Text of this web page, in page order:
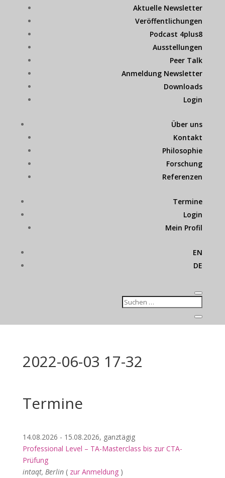
Aktuelle Newsletter
Veröffentlichungen
Podcast 4plus8
Ausstellungen
Peer Talk
Anmeldung Newsletter
Downloads
Login
Über uns
Kontakt
Philosophie
Forschung
Referenzen
Termine
Login
Mein Profil
EN
DE
2022-06-03 17-32
Termine
14.08.2026 - 15.08.2026, ganztägig
Professional Level – TA-Masterclass bis zur CTA-
Prüfung
intaqt, Berlin ( zur Anmeldung)